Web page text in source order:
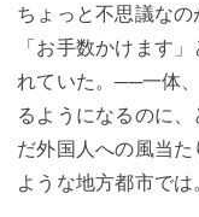
ちょっと不思議な
「お手数かけます
れていた。──一体
るようになるのに
だ外国人への風当
ような地方都市では